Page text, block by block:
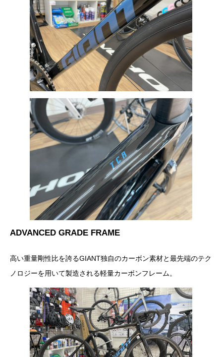
ADVANCED GRADE FRAME
高い重量剛性比を誇るGIANT独自のカーボン素材と最先端のテク
ノロジーを用いて製造される軽量カーボンフレーム。